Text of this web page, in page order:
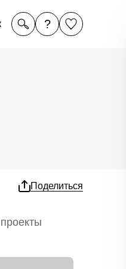
?
Поделиться